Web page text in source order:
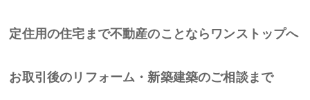
定住用の住宅まで不動産のことならワンストップへ
お取引後のリフォーム・新築建築のご相談まで